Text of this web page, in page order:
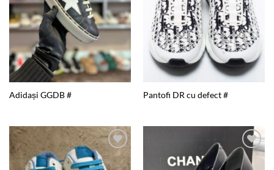
Adidași GGDB # Pantofi DR cu defect #
Add to
wishlist
Add to
wishlist